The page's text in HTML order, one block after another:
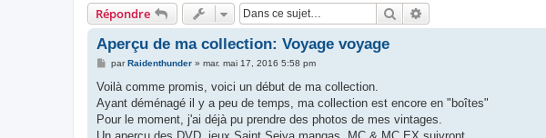
Répondre Rechercher
Aperçu de ma collection: Voyage voyage
M
s
a
g
parRaidenthunder» mar. mai 17, 2016 5:58 pm
Voilà comme promis, voici un début de ma collection.
Ayant déménagé il y a peu de temps, ma collection est encore en "boîtes"
Pour le moment, j'ai déjà pu prendre des photos de mes vintages.